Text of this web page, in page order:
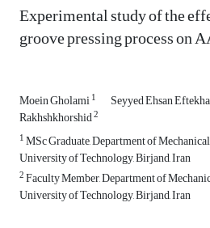
Experimental study of the
groove pressing process on
Moein Gholami1 Seyyed Ehsan
Rakhshkhorshid2
1MSc Graduate, Department of
University of Technology, Birjand, Iran
2Faculty Member, Department of
University of Technology, Birjand, Iran